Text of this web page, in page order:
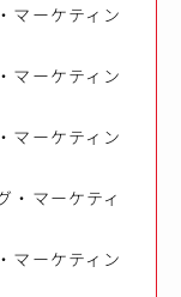
マーケティン
マーケティン
マーケティン
・マーケティ
マーケティン